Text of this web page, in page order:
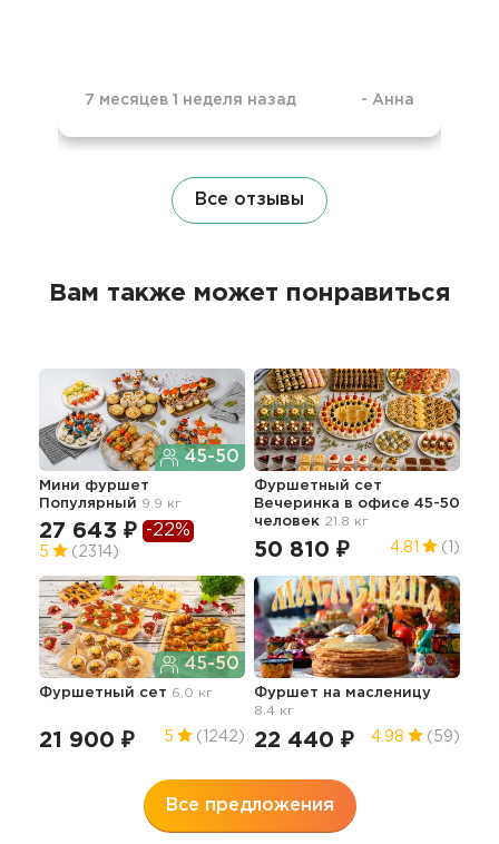
7 месяцев 1 неделя назад - Анна
Все отзывы
Вам также может понравиться
45-50
Мини фуршет
Популярный 9.9 кг
27 643 ₽ -22%
5 (2314)
Фуршетный сет
Вечеринка в офисе 45-50
человек 21.8 кг
50 810 ₽ 4.81 (1)
45-50
Фуршетный сет 6.0 кг
21 900 ₽ 5 (1242)
Фуршет на масленицу
8.4 кг
22 440 ₽ 4.98 (59)
Все предложения